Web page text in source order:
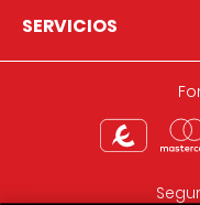
SERVICIOS